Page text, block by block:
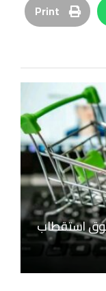
Print
سوق استقطاب